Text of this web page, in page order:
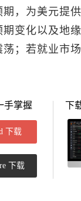
，为美元提
变化以及地
；若就业市
手掌握
下载
下载
下